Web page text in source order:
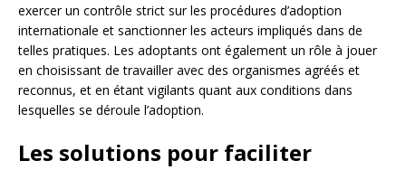
exercer un contrôle strict sur les procédures d’adoption
internationale et sanctionner les acteurs impliqués dans de
telles pratiques. Les adoptants ont également un rôle à jouer
en choisissant de travailler avec des organismes agréés et
reconnus, et en étant vigilants quant aux conditions dans
lesquelles se déroule l’adoption.
Les solutions pour faciliter